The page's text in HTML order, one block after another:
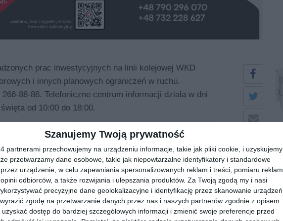
Szanujemy Twoją prywatność
partnerami przechowujemy na urządzeniu informacje, takie jak pliki cookie, i uzyskujemy
przetwarzamy dane osobowe, takie jak niepowtarzalne identyfikatory i standardowe
przez urządzenie, w celu zapewniania spersonalizowanych reklam i treści, pomiaru
odbiorców, a także rozwijania i ulepszania produktów. Za Twoją zgodą my i nasi
precyzyjne dane geolokalizacyjne i identyfikację przez skanowanie urządzeń.
zgodę na przetwarzanie danych przez nas i naszych partnerów zgodnie z opisem
dostęp do bardziej szczegółowych informacji i zmienić swoje preferencje przed
prac inwestycyjnych na linii kolejowej WKD
i innych planowych ograniczeń w ruchu.
88-88. Telefoniczne centrum informacji działa w dni
od 10:00 do 18:00.
WKD montuje nowoczesny
remontów
punktów
było
pociągów.